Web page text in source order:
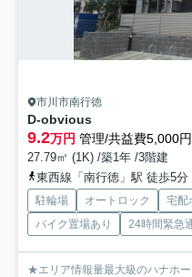
市川市南行徳
D-obvious
9.2万円 管理/共益費5,000円
27.79㎡ (1K) /築1年 /3階建
東西線「南行徳」駅 徒歩5分
駐輪場 オートロック 宅配
バイク置場あり
24時間緊急
★エリア情報量最大級のハナホーム